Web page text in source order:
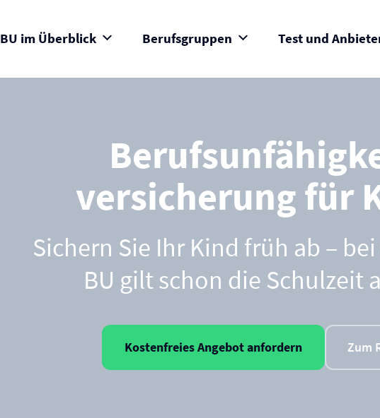
BU im Überblick Berufsgruppen Test und
versicherung für
Sichern Sie Ihr Kind früh ab –
BU gilt schon die Schulzeit
Kostenfreies Angebot anfordern Zum